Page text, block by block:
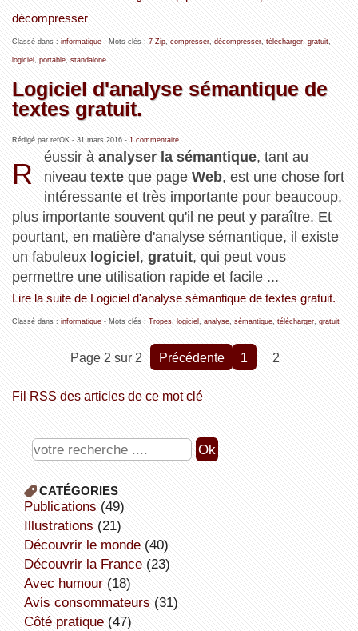
décompresser
Classé dans : informatique- Mots clés : 7-Zip, compresser, décompresser, télécharger, gratuit,
logiciel portable, standalone
Logiciel d'analyse sémantique de
textes gratuit.
Rédigé par refOK - 31 mars 2016- 1 commentaire
R
éussir àanalyser la sémantique, tant au
niveautexte que pageWeb, est une chose fort
intéressante et très importante pour beaucoup,
plus importante souvent qu'il ne peut y paraître. Et
pourtant, en matière d'analyse sémantique, il existe
un fabuleux logiciel, gratuit, qui peut vous
permettre une utilisation rapide et facile ...
Lire la suite de Logiciel d'analyse sémantique de textes gratuit.
Classé dans : informatique- Mots clés : Tropes, logiciel analyse, sémantique, télécharger, gratuit
Page 2 sur 2 précédente 1 2
Fil RSS des articles de ce mot clé
CATÉGORIES
publications (49)
illustrations (21)
découvrir le monde(40)
découvrir la France(23)
avec humour(18)
avis consommateurs (31)
côté pratique(47)